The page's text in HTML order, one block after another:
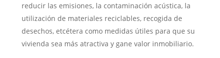
reducir las emisiones, la contaminación acústica, la
utilización de materiales reciclables, recogida de
desechos, etcétera como medidas útiles para que su
vivienda sea más atractiva y gane valor inmobiliario.